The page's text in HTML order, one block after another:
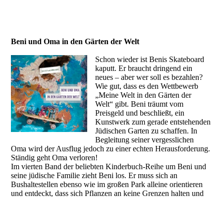
Beni und Oma in den Gärten der Welt
Schon wieder ist Benis Skateboard
kaputt. Er braucht dringend ein
neues – aber wer soll es bezahlen?
Wie gut, dass es den Wettbewerb
„Meine Welt in den Gärten der
Welt“ gibt. Beni träumt vom
Preisgeld und beschließt, ein
Kunstwerk zum gerade entstehenden
Jüdischen Garten zu schaffen. In
Begleitung seiner vergesslichen
Oma wird der Ausflug jedoch zu einer echten Herausforderung.
Ständig geht Oma verloren!
Im vierten Band der beliebten Kinderbuch-Reihe um Beni und
seine jüdische Familie zieht Beni los. Er muss sich an
Bushaltestellen ebenso wie im großen Park alleine orientieren
und entdeckt, dass sich Pflanzen an keine Grenzen halten und